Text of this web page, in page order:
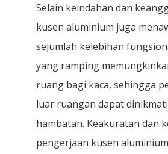
Selain keindahan dan
kusen aluminium juga
sejumlah kelebihan
yang ramping
ruang bagi kaca, sehingga
luar ruangan dapat
hambatan. Keakuratan dan
pengerjaan kusen